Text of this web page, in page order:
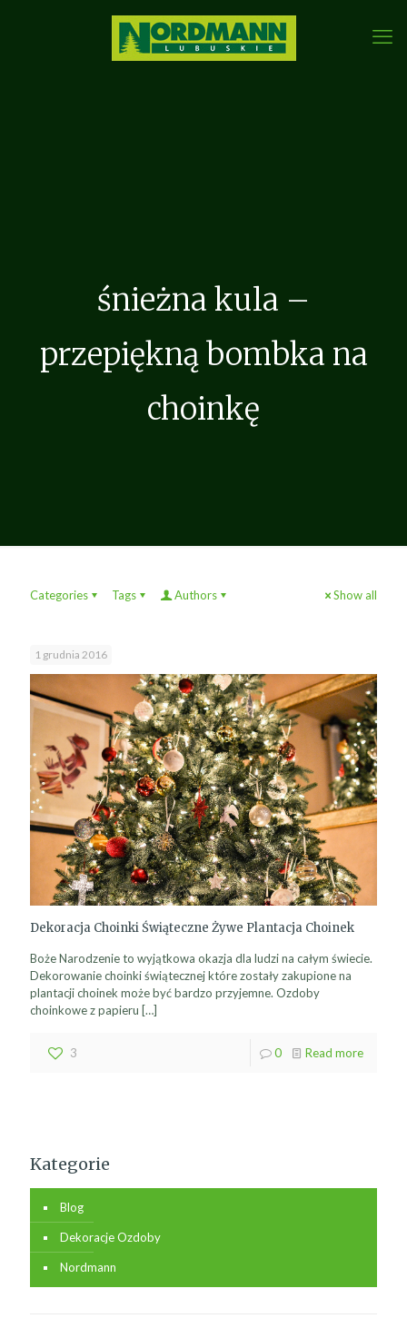
śnieżna kula –
przepiękną bombka na
choinkę
Categories Tags Authors Show all
1 grudnia 2016
Dekoracja Choinki Świąteczne Żywe Plantacja Choinek
Boże Narodzenie to wyjątkowa okazja dla ludzi na całym świecie.
Dekorowanie choinki świątecznej które zostały zakupione na
plantacji choinek może być bardzo przyjemne. Ozdoby
choinkowe z papieru […]
3 0 Read more
Kategorie
Blog
Dekoracje Ozdoby
Nordmann